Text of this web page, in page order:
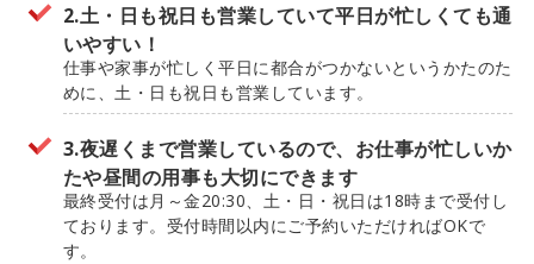
2.土・日も祝日も営業していて平日が忙しくても通
いやすい！
仕事や家事が忙しく平日に都合がつかないというかたのた
めに、土・日も祝日も営業しています。
3.夜遅くまで営業しているので、お仕事が忙しいか
たや昼間の用事も大切にできます
最終受付は月～金20:30、土・日・祝日は18時まで受付し
ております。受付時間以内にご予約いただければOKで
す。